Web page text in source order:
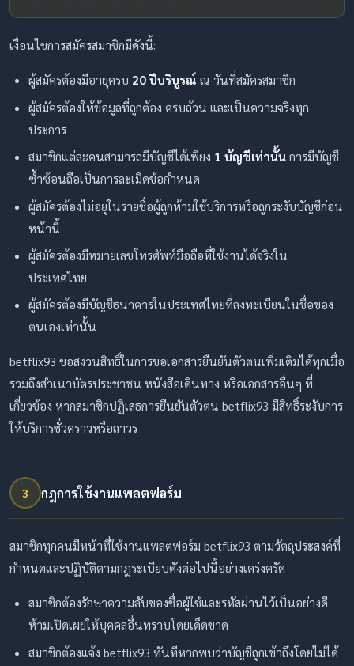
เงื่อนไขการสมัครสมาชิกมีดังนี้:
ผู้สมัครต้องมีอายุครบ 20 ปีบริบูรณ์ ณ วันที่สมัครสมาชิก
ผู้สมัครต้องให้ข้อมูลที่ถูกต้อง ครบถ้วน และเป็นความจริงทุก
ประการ
สมาชิกแต่ละคนสามารถมีบัญชีได้เพียง 1 บัญชีเท่านั้น การมีบัญชี
ซ้ำซ้อนถือเป็นการละเมิดข้อกำหนด
ผู้สมัครต้องไม่อยู่ในรายชื่อผู้ถูกห้ามใช้บริการหรือถูกระงับบัญชีก่อน
หน้านี้
ผู้สมัครต้องมีหมายเลขโทรศัพท์มือถือที่ใช้งานได้จริงใน
ประเทศไทย
ผู้สมัครต้องมีบัญชีธนาคารในประเทศไทยที่ลงทะเบียนในชื่อของ
ตนเองเท่านั้น
betflix93 ขอสงวนสิทธิ์ในการขอเอกสารยืนยันตัวตนเพิ่มเติมได้ทุกเมื่อ
รวมถึงสำเนาบัตรประชาชน หนังสือเดินทาง หรือเอกสารอื่นๆ ที่
เกี่ยวข้อง หากสมาชิกปฏิเสธการยืนยันตัวตน betflix93 มีสิทธิ์ระงับการ
ให้บริการชั่วคราวหรือถาวร
3 กฎการใช้งานแพลตฟอร์ม
สมาชิกทุกคนมีหน้าที่ใช้งานแพลตฟอร์ม betflix93 ตามวัตถุประสงค์ที่
กำหนดและปฏิบัติตามกฎระเบียบดังต่อไปนี้อย่างเคร่งครัด
สมาชิกต้องรักษาความลับของชื่อผู้ใช้และรหัสผ่านไว้เป็นอย่างดี
ห้ามเปิดเผยให้บุคคลอื่นทราบโดยเด็ดขาด
สมาชิกต้องแจ้ง betflix93 ทันทีหากพบว่าบัญชีถูกเข้าถึงโดยไม่ได้